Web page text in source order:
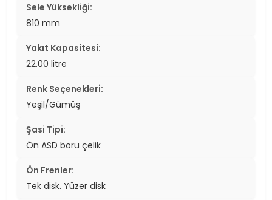
Sele Yüksekliği:
810 mm
Yakıt Kapasitesi:
22.00 litre
Renk Seçenekleri:
Yeşil/Gümüş
Şasi Tipi:
Ön ASD boru çelik
Ön Frenler:
Tek disk. Yüzer disk